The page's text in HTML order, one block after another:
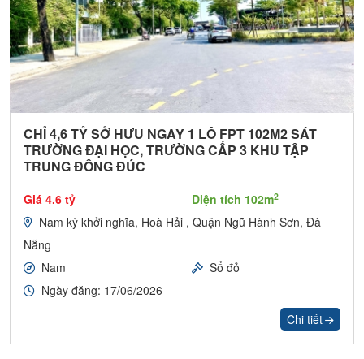
CHỈ 4,6 TỶ SỞ HƯU NGAY 1 LÔ FPT 102M2 SÁT
TRƯỜNG ĐẠI HỌC, TRƯỜNG CẤP 3 KHU TẬP
TRUNG ĐÔNG ĐÚC
Giá 4.6 tỷ Diện tích 102m2
Nam kỳ khởi nghĩa, Hoà Hải , Quận Ngũ Hành Sơn, Đà
Nẵng
Nam
Sổ đỏ
Ngày đăng: 17/06/2026
Chi tiết